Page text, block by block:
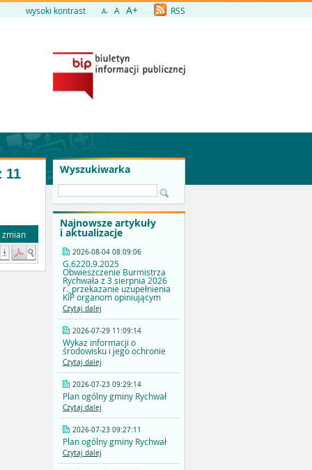
wysoki kontrast A- A A+ RSS
Wyszukiwarka
Najnowsze artykuły
i aktualizacje
2026-08-04 08:09:06
G.6220.9.2025
Obwieszczenie Burmistrza
Rychwała z 3 sierpnia 2026
r._przekazanie uzupełnienia
KIP organom opiniującym
Czytaj dalej
2026-07-29 11:09:14
Wykaz informacji o
środowisku i jego ochronie
Czytaj dalej
2026-07-23 09:29:14
Plan ogólny gminy Rychwał
Czytaj dalej
2026-07-23 09:27:11
Plan ogólny gminy Rychwał
Czytaj dalej
11